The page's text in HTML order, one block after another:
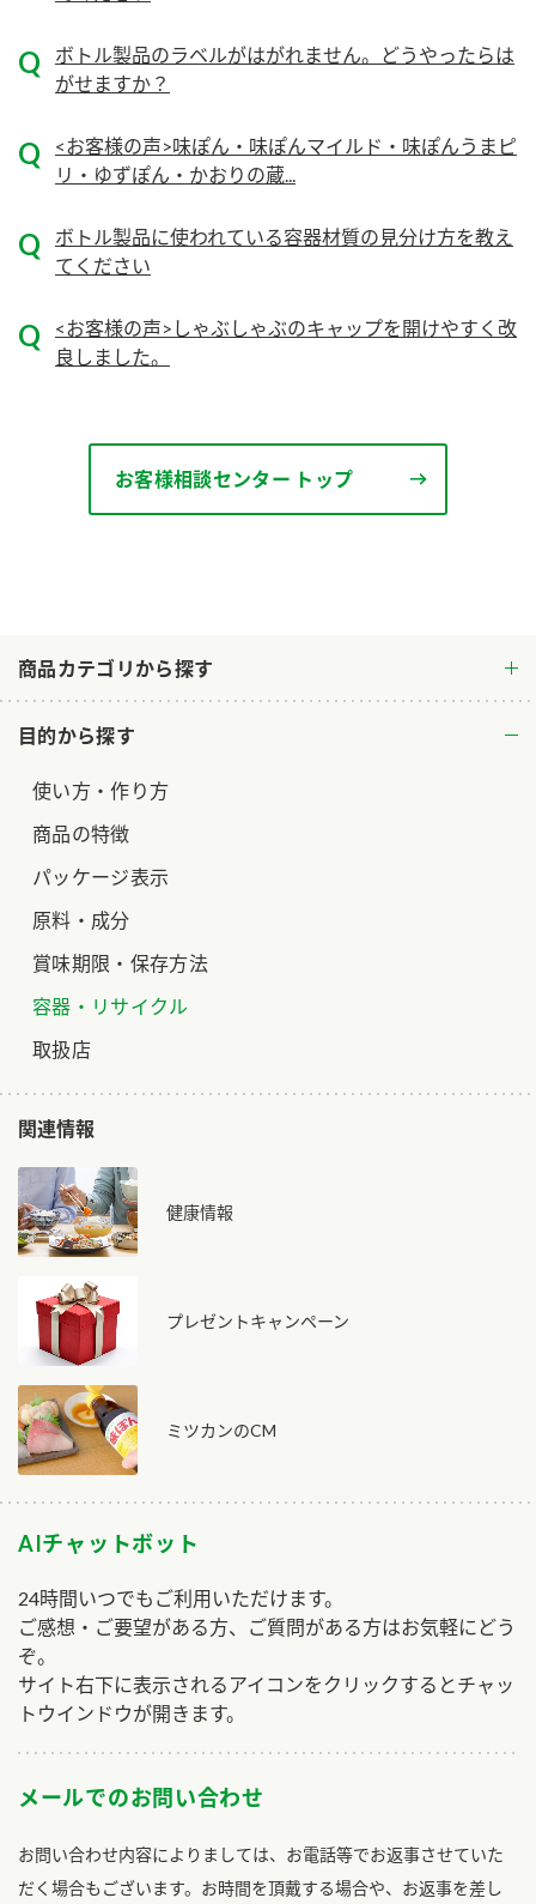
商品カテゴリから探す
目的から探す
使い方・作り方
商品の特徴
パッケージ表示
原料・成分
賞味期限・保存方法
容器・リサイクル
取扱店
関連情報
健康情報
プレゼントキャンペーン
ミツカンのCM
AIチャットボット
24時間いつでもご利用いただけます。
ご感想・ご要望がある方、ご質問がある方はお気軽にどう
ぞ。
サイト右下に表示されるアイコンをクリックするとチャッ
トウインドウが開きます。
メールでのお問い合わせ
お問い合わせ内容によりましては、お電話等でお返事させていた
だく場合もございます。お時間を頂戴する場合や、お返事を差し
ボトル製品のラベルがはがれません。どうやったらは
がせますか？
<お客様の声>味ぽん・味ぽんマイルド・味ぽんうまピ
リ・ゆずぽん・かおりの蔵...
ボトル製品に使われている容器材質の見分け方を教え
てください
<お客様の声>しゃぶしゃぶのキャップを開けやすく改
良しました。
お客様相談センター トップ